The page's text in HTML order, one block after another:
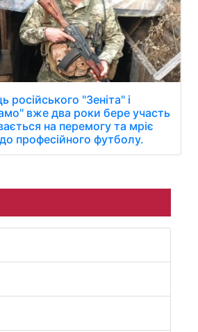
російського "Зеніта" і
вже два роки бере участь
на перемогу та мріє
професійного футболу.